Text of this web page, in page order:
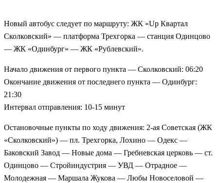
Новый автобус следует по маршруту: ЖК «Up Квартал
Сколковский» — платформа Трехгорка — станция Одинцово
— ЖК «Одинбург» — ЖК «Рублевский».
Начало движения от первого пункта — Сколковский: 06:20
Окончание движения от последнего пункта — Одинбург:
21:30
Интервал отправления: 10-15 минут
Остановочные пункты по ходу движения: 2-ая Советская (ЖК
«Сколковский») — пл. Трехгорка, Лохино — Одекс —
Баковский Завод — Новые дома — Гребневская церковь — ст.
Одинцово — Стройиндустрия — УВД — Отрадное —
Молодежная — Маршала Жукова — Любы Новоселовой —